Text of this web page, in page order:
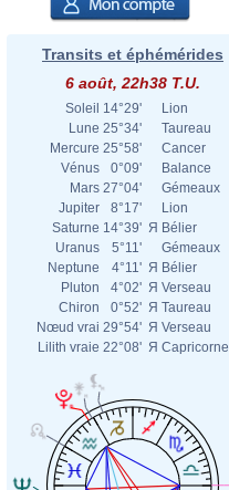
Transits et éphémérides
6 août, 22h38 T.U.
Soleil 14°29'
Lion
Lune 25°34'
Taureau
Mercure 25°58'
Cancer
Vénus
0°09'
Balance
Mars 27°04'
Gémeaux
Jupiter
8°17'
Lion
Saturne 14°39' Я Bélier
Uranus
5°11'
Gémeaux
Neptune
4°11' Я Bélier
Pluton
4°02' Я Verseau
Chiron
0°52' Я Taureau
Nœud vrai 29°54' Я Verseau
Lilith vraie 22°08' Я Capricorne